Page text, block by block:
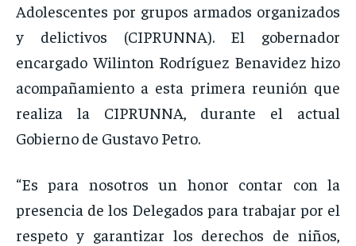
Adolescentes por grupos armados organizados
y delictivos (CIPRUNNA). El gobernador
encargado Wilinton Rodríguez Benavidez hizo
acompañamiento a esta primera reunión que
realiza la CIPRUNNA, durante el actual
Gobierno de Gustavo Petro.
“Es para nosotros un honor contar con la
presencia de los Delegados para trabajar por el
respeto y garantizar los derechos de niños,